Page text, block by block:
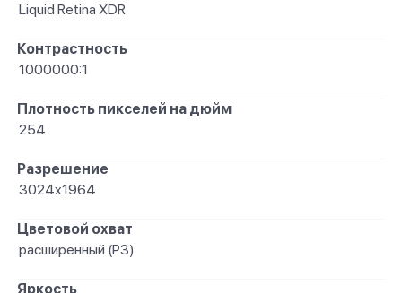
Liquid Retina XDR
Контрастность
1000000:1
Плотность пикселей на дюйм
254
Разрешение
3024x1964
Цветовой охват
расширенный (P3)
Яркость